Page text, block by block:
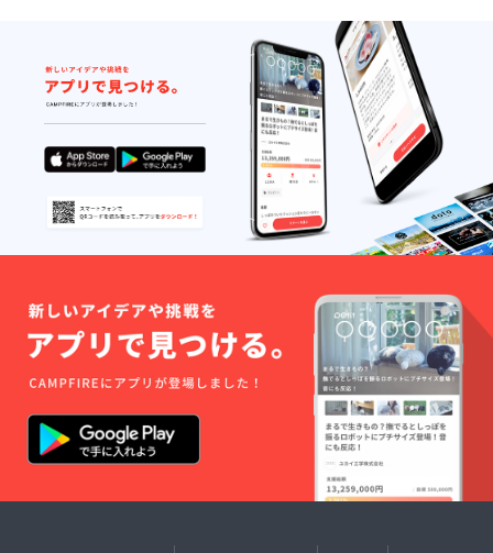
開する
映像に
て反映
となり
ます。
それ以
前には
記載さ
れませ
んので
ご了承
くださ
い。
※Blu-
FHD(19
20p),SD
Rとなり
ます。
※本編の
内容や
画質,品
質はや
むを得
ず一部
変更と
なる場
容な
ど、不
適切な
内容で
あると
判断し
た場合
は記載
出来な
い場合
があり
ます。
※5月以
降に公
て反映
となり
ます。
それ以
前には
記載さ
れませ
んので
ご了承
くださ
い。
※Blu-